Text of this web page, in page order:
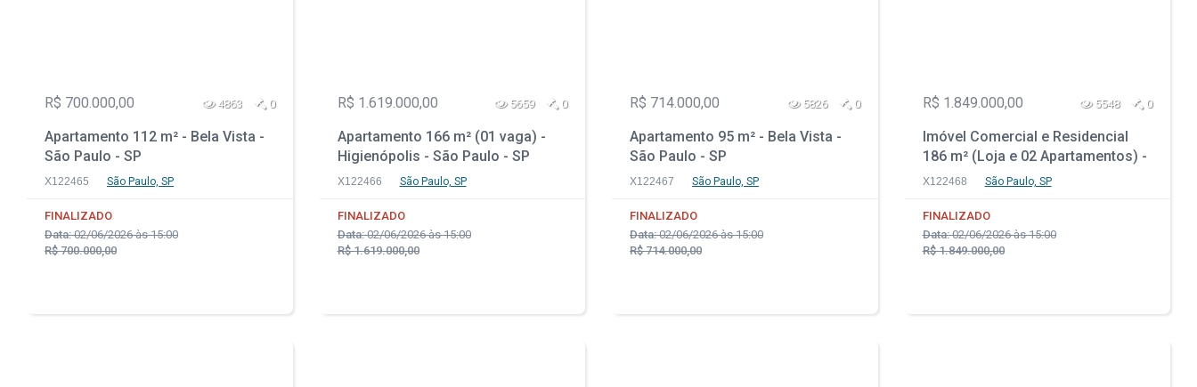
R$ 700.000,00 4863 0
Apartamento 112 m² - Bela Vista -
São Paulo - SP
X122465 São Paulo, SP
FINALIZADO
Data:02/06/2026 às 15:00
R$ 700.000,00
R$ 1.619.000,00 5659 0
Apartamento 166 m² (01 vaga) -
Higienópolis - São Paulo - SP
X122466 São Paulo, SP
FINALIZADO
Data:02/06/2026 às 15:00
R$ 1.619.000,00
R$ 714.000,00 5826 0
Apartamento 95 m² - Bela Vista -
São Paulo - SP
X122467 São Paulo, SP
FINALIZADO
Data:02/06/2026 às 15:00
R$ 714.000,00
R$ 1.849.000,00 5548 0
Imóvel Comercial e Residencial
186 m² (Loja e 02 Apartamentos) -
Bom Retiro - São Paulo - SP
X122468 São Paulo, SP
FINALIZADO
Data:02/06/2026 às 15:00
R$ 1.849.000,00